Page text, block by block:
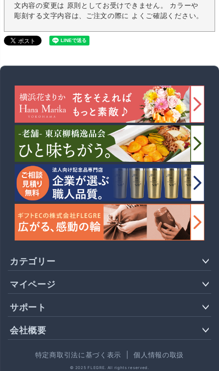
文内容の変更は 原則としてお受けできません。 カラーや
彫刻する文字内容は、ご注文の際に よくご確認ください。
カテゴリー
マイページ
サポート
会社概要
特定商取引法に基づく表示 個人情報の取扱
© 2025 FLEGRE. All rights reserved.